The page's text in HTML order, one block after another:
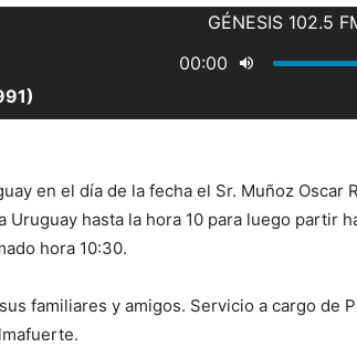
en el día de la fecha el Sr. Muñoz Oscar
hasta la hora 10 para luego partir
hora 10:30.
familiares y amigos. Servicio a cargo de